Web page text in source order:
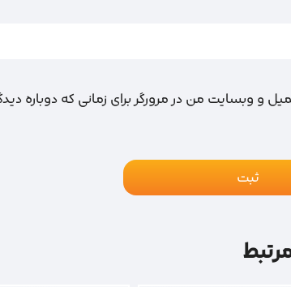
و وبسایت من در مرورگر برای زمانی که دوباره